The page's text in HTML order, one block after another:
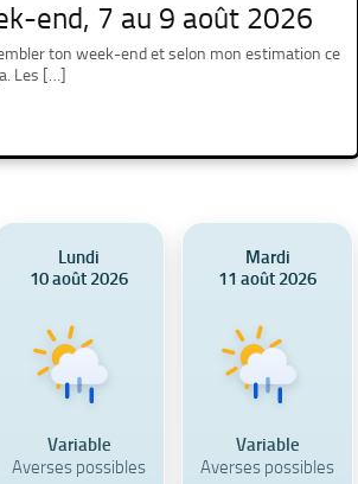
end, 7 au 9 août 2026
ton week-end et selon mon estimation ce
Les […]
Lundi
10 août 2026
Variable
Averses possibles
Mardi
11 août 2026
Variable
Averses possibles